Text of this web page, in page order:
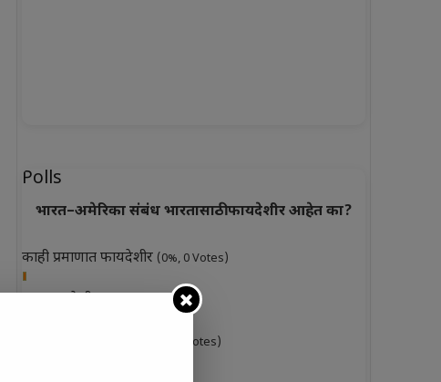
Polls
भारत–अमेरिका संबंध भारतासाठी फायदेशीर आहेत का?
काही प्रमाणात फायदेशीर (0%, 0 Votes)
(0%, 3 Votes)
(0%, 0 Votes)